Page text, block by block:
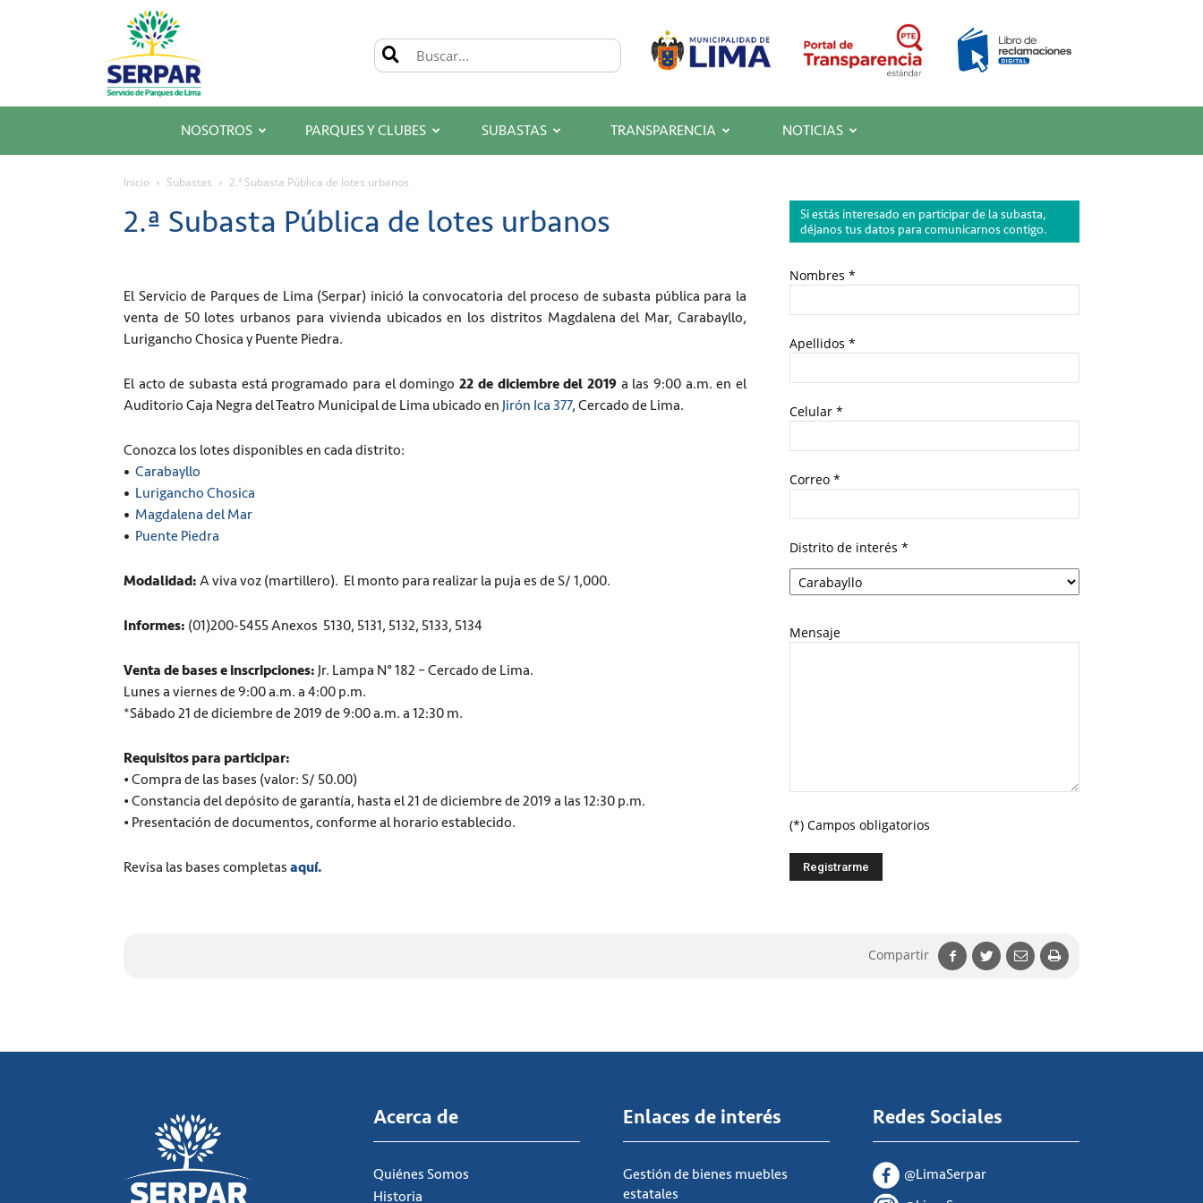
SERPAR
–
Servicio
de
Parques
de
NOSOTROS PARQUES Y CLUBES SUBASTAS TRANSPARENCIA NOTICIAS
Inicio Subastas 2.ª Subasta Pública de lotes urbanos
2.ª Subasta Pública de lotes urbanos
El Servicio de Parques de Lima (Serpar) inició la convocatoria del proceso de subasta pública para la
venta de 50 lotes urbanos para vivienda ubicados en los distritos Magdalena del Mar, Carabayllo,
Lurigancho Chosica y Puente Piedra.
El acto de subasta está programado para el domingo22 de diciembre del 2019a las 9:00 a.m. en el
Auditorio Caja Negra del Teatro Municipal de Lima ubicado en Jirón Ica 377, Cercado de Lima.
Conozca los lotes disponibles en cada distrito:
• Carabayllo
• Lurigancho Chosica
• Magdalena del Mar
• Puente Piedra
Modalidad: A viva voz (martillero). El monto para realizar la puja es de S/ 1,000.
Informes: (01)200-5455 Anexos 5130, 5131, 5132, 5133, 5134
Venta de bases e inscripciones: Jr. Lampa N° 182 – Cercado de Lima.
Lunes a viernes de 9:00 a.m. a 4:00 p.m.
*Sábado 21 de diciembre de 2019 de 9:00 a.m. a 12:30 m.
Requisitos para participar:
• Compra de las bases (valor: S/ 50.00)
• Constancia del depósito de garantía, hasta el 21 de diciembre de 2019 a las 12:30 p.m.
• Presentación de documentos, conforme al horario establecido.
Revisa las bases completas aquí.
Si estás interesado en participar de la subasta,
déjanos tus datos para comunicarnos contigo.
Nombres *
Apellidos *
Celular *
Correo *
Distrito de interés *
Mensaje
(*) Campos obligatorios
Compartir
Acerca de
Quiénes Somos
Historia
Enlaces de interés
Gestión de bienes muebles
estatales
Redes Sociales
@LimaSerpar